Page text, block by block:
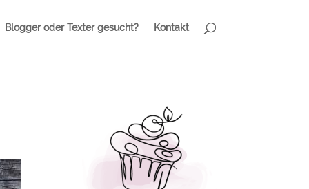
Blogger oder Texter gesucht? Kontakt